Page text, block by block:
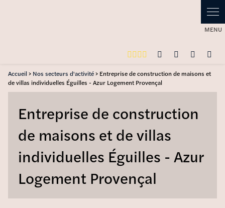
Accueil> Nos secteurs d'activité> Entreprise de construction de maisons et
de villas individuelles Éguilles - Azur Logement Provençal
Entreprise de construction
de maisons et de villas
individuelles Éguilles - Azur
Logement Provençal